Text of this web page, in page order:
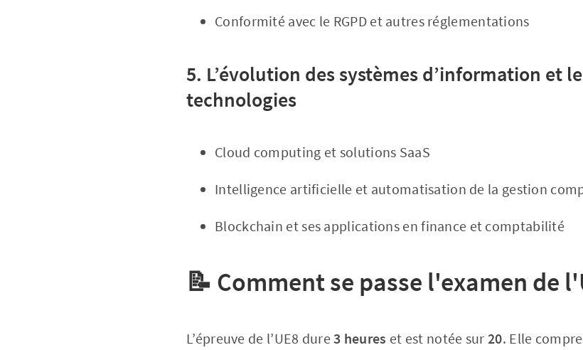
Conformité avec le RGPD et autres réglementations
5. L’évolution des systèmes d’information et
technologies
Cloud computing et solutions SaaS
Intelligence artificielle et automatisation de la gestion
Blockchain et ses applications en finance et comptabilité
📝 Comment se passe l'examen de
L’épreuve de l’UE8 dure3 heures et est notée sur20. Elle